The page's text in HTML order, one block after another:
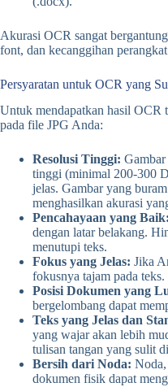
Akurasi OCR sangat
font, dan kecanggihan
Persyaratan untuk OCR yang
Untuk mendapatkan hasil OCR
pada file JPG Anda:
Resolusi Tinggi:
tinggi (minimal 200-300
jelas. Gambar yang
menghasilkan akurasi
Pencahayaan yang Baik:
dengan latar belakang.
menutupi teks.
Fokus yang Jelas: Jika
fokusnya tajam pada teks.
Posisi Dokumen yang
bergelombang dapat
Teks yang Jelas dan
yang wajar akan lebih
tulisan tangan yang sulit
Bersih dari Noda: Noda,
dokumen fisik dapat